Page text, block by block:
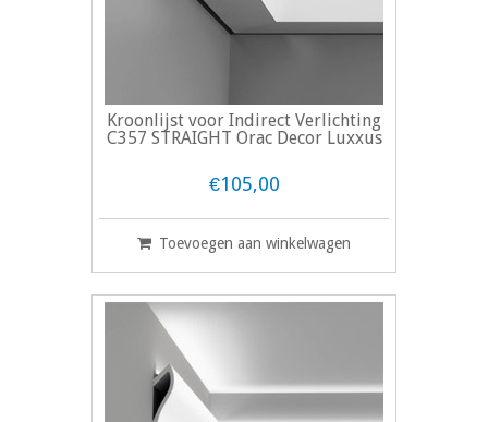
Kroonlijst voor Indirect Verlichting
C357 STRAIGHT Orac Decor Luxxus
€105,00
Toevoegen aan winkelwagen